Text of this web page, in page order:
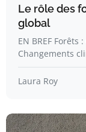
Le rôle des
global
EN BREF
Changements
Laura Roy